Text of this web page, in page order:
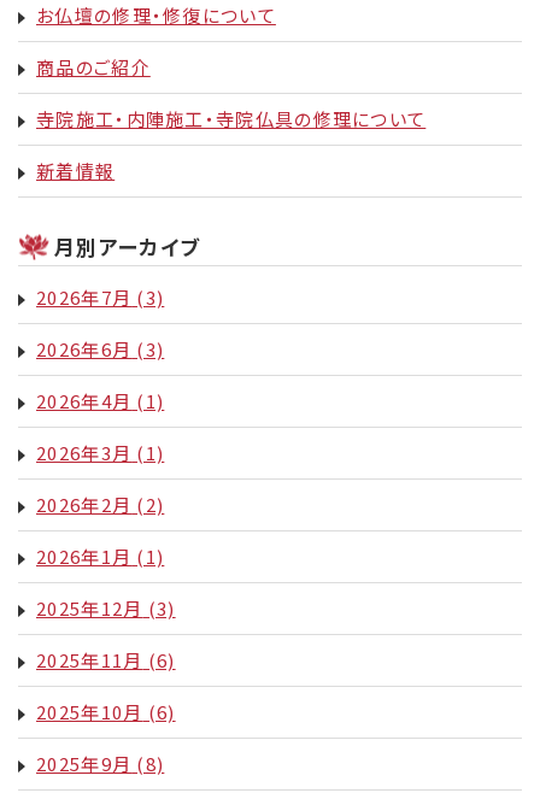
お仏壇の修理・修復について
商品のご紹介
寺院施工・内陣施工・寺院仏具の修理について
新着情報
月別アーカイブ
2026年7月 (3)
2026年6月 (3)
2026年4月 (1)
2026年3月 (1)
2026年2月 (2)
2026年1月 (1)
2025年12月 (3)
2025年11月 (6)
2025年10月 (6)
2025年9月 (8)